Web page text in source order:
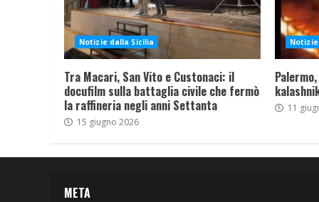
Notizie dalla Sicilia
Tra Macari, San Vito e Custonaci: il
docufilm sulla battaglia civile che fermò
la raffineria negli anni Settanta
15 giugno 2026
11
META